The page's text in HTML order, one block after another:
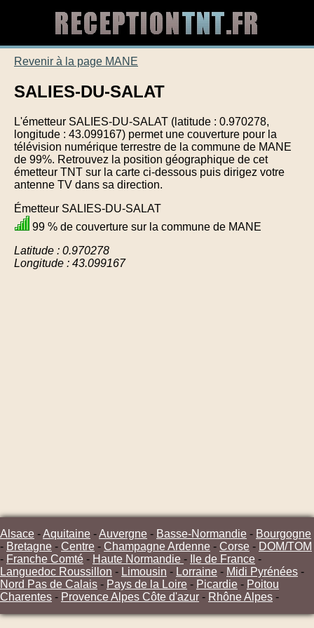
Revenir à la page MANE
SALIES-DU-SALAT
L'émetteur SALIES-DU-SALAT (latitude : 0.970278,
longitude : 43.099167) permet une couverture pour la
télévision numérique terrestre de la commune de MANE
de 99%. Retrouvez la position géographique de cet
émetteur TNT sur la carte ci-dessous puis dirigez votre
antenne TV dans sa direction.
Émetteur SALIES-DU-SALAT
99 % de couverture sur la commune de MANE
Latitude : 0.970278
Longitude : 43.099167
Alsace -Aquitaine -Auvergne - Basse-Normandie - Bourgogne
- Bretagne - Centre - Champagne Ardenne - Corse - DOM/TOM
- Franche Comté - Haute Normandie - Ile de France -
Languedoc Roussillon - Limousin - Lorraine - Midi Pyrénées -
Nord Pas de Calais - Pays de la Loire - Picardie - Poitou
Charentes - Provence Alpes Côte d'azur - Rhône Alpes -